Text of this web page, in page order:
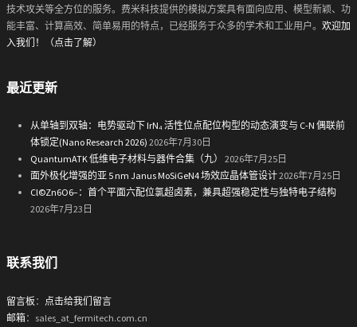
技术攻关等全方位的服务。费米科技提供的模拟方案具有面向应用、模型新颖、功
能丰富、计算高效、简单易用的特点，已经服务于众多的学术和工业用户。 欢迎加
入我们！（点击了解）
最近更新
从单轴到双轴：电势驱动下 IrN₄ 活性位点配位构型的动态演变与 C-N 偶联前
体锁定(Nano Research 2026) 2026年7月30日
QuantumATK 低维电子材料与器件合集（九）
2026年7月25日
面外极化增强的亚 5 nm Janus MoSiGeN4 场效应晶体管设计2026年7月25日
Cl©Zn6O6−：首个平面六配位氯超卤素，兼具超强稳定性与独特电子结构
2026年7月23日
联系我们
留言板 ： 点击给我们留言
邮箱：sales_at_fermitech.com.cn